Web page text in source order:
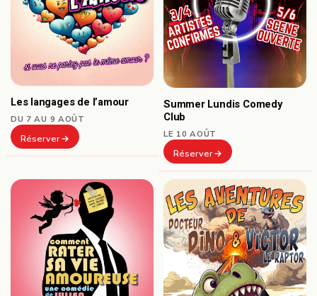
Les langages de l’amour
DU 7 AU 9 AOÛT
Réserver
Summer Lundis Comedy
Club
LE 10 AOÛT
Réserver